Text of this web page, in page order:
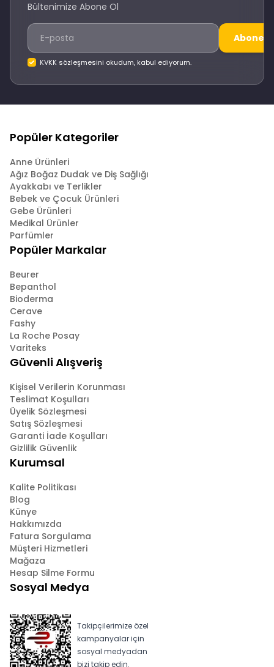
Bültenimize Abone Ol
Abone
KVKK sözleşmesini okudum, kabul ediyorum.
Popüler Kategoriler
Anne Ürünleri
Ağız Boğaz Dudak ve Diş Sağlığı
Ayakkabı ve Terlikler
Bebek ve Çocuk Ürünleri
Gebe Ürünleri
Medikal Ürünler
Parfümler
Popüler Markalar
Beurer
Bepanthol
Bioderma
Cerave
Fashy
La Roche Posay
Variteks
Güvenli Alışveriş
Kişisel Verilerin Korunması
Teslimat Koşulları
Üyelik Sözleşmesi
Satış Sözleşmesi
Garanti İade Koşulları
Gizlilik Güvenlik
Kurumsal
Kalite Politikası
Blog
Künye
Hakkımızda
Fatura Sorgulama
Müşteri Hizmetleri
Mağaza
Hesap Silme Formu
Sosyal Medya
Takipçilerimize özel
kampanyalar için
sosyal medyadan
bizi takip edin.